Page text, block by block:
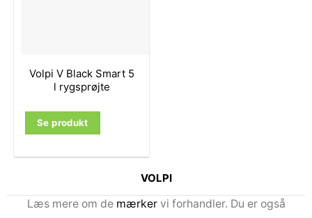
Volpi V Black Smart 5
l rygsprøjte
Se produkt
VOLPI
Læs mere om de mærker vi forhandler. Du er også